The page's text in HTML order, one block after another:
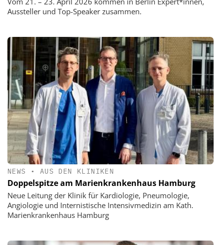
Aussteller und Top-Speaker zusammen.
NEWS • AUS DEN KLINIKEN
Doppelspitze am Marienkrankenhaus Hamburg
Neue Leitung der Klinik für Kardiologie, Pneumologie,
Angiologie und Internistische Intensivmedizin am Kath.
Marienkrankenhaus Hamburg